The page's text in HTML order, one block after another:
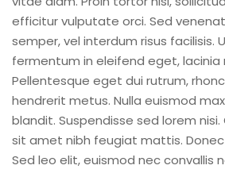
efficitur vulputate orci. Sed
semper, vel interdum risus facilisis.
fermentum in eleifend eget, lacinia
Pellentesque eget dui rutrum,
hendrerit metus. Nulla euismod
blandit. Suspendisse sed lorem nisi.
sit amet nibh feugiat mattis. Donec
Sed leo elit, euismod nec convallis